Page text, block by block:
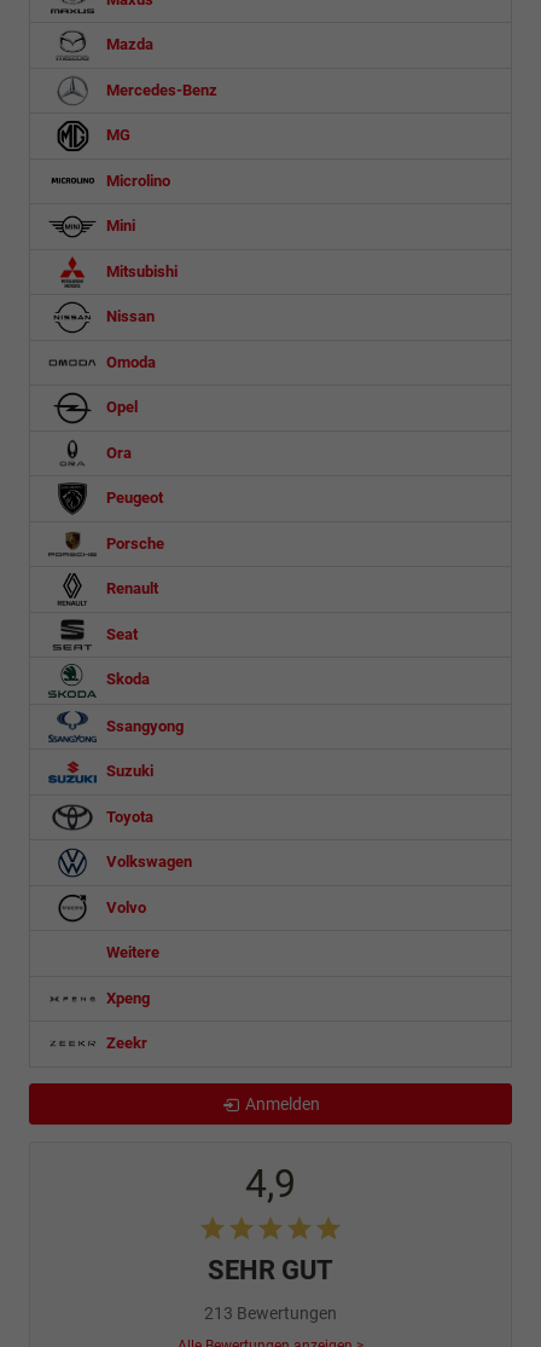
Mazda
Mercedes-Benz
MG
Microlino
Mini
Mitsubishi
Nissan
Omoda
Opel
Ora
Peugeot
Porsche
Renault
Seat
Skoda
Ssangyong
Suzuki
Toyota
Volkswagen
Volvo
Weitere
Xpeng
Zeekr
Anmelden
4,9
SEHR GUT
213 Bewertungen